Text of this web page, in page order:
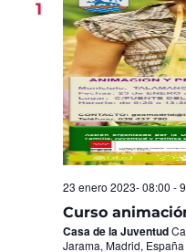
1
Curso
23 enero 2023- 08:00 -
Casa de la Juventud
Jarama, Madrid, España